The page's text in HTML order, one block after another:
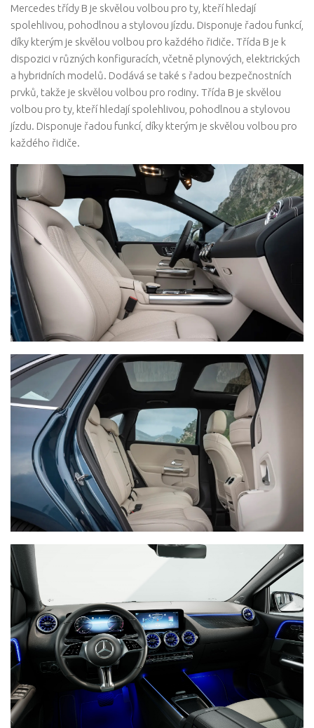
Mercedes třídy B je skvělou volbou pro ty, kteří hledají
spolehlivou, pohodlnou a stylovou jízdu. Disponuje řadou funkcí,
díky kterým je skvělou volbou pro každého řidiče. Třída B je k
dispozici v různých konfiguracích, včetně plynových, elektrických
a hybridních modelů. Dodává se také s řadou bezpečnostních
prvků, takže je skvělou volbou pro rodiny. Třída B je skvělou
volbou pro ty, kteří hledají spolehlivou, pohodlnou a stylovou
jízdu. Disponuje řadou funkcí, díky kterým je skvělou volbou pro
každého řidiče.